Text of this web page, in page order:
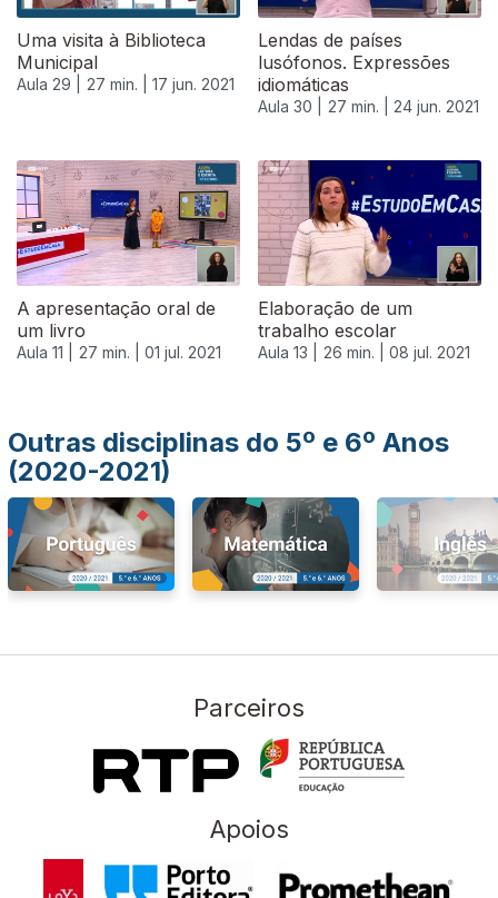
Uma visita à Biblioteca
Municipal
Aula 29 | 27 min. | 17 jun. 2021
Lendas de países
lusófonos. Expressões
idiomáticas
Aula 30 | 27 min. | 24 jun. 2021
A apresentação oral de
um livro
Aula 11 | 27 min. | 01 jul. 2021
Elaboração de um
trabalho escolar
Aula 13 | 26 min. | 08 jul. 2021
556317
Outras disciplinas do 5º e 6º Anos
(2020-2021)
Parceiros
Apoios